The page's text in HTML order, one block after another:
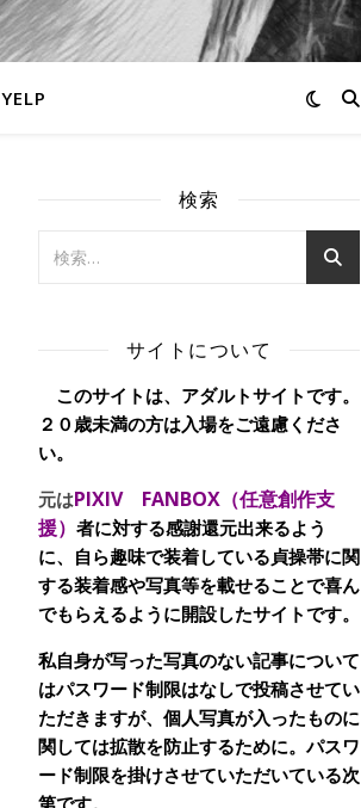
YELP
検索
サイトについて
このサイトは、アダルトサイトです。
２０歳未満の方は入場をご遠慮くださ
い。
元はPIXIV FANBOX（任意創作支
援） 者に対する感謝還元出来るよう
に、自ら趣味で装着している貞操帯に関
する装着感や写真等を載せることで喜ん
でもらえるように開設したサイトです。
私自身が写った写真のない記事について
はパスワード制限はなしで投稿させてい
ただきますが、個人写真が入ったものに
関しては拡散を防止するために。パスワ
ード制限を掛けさせていただいている次
第です。